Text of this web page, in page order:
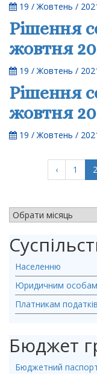
19 / Жовтень /
Рішення
жовтня
19 / Жовтень /
Рішення
жовтня
19 / Жовтень /
‹ 1 2
Населенню
Юридичним особам
Платникам податків
Бюджет
Бюджетний